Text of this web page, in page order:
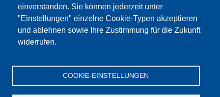
einverstanden. Sie können jederzeit unter
"Einstellungen" einzelne Cookie-Typen akzeptieren
und ablehnen sowie Ihre Zustimmung für die Zukunft
widerrufen.
COOKIE-EINSTELLUNGEN
Alle Cookies akzeptieren